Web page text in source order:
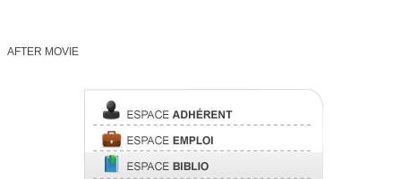
AFTER MOVIE